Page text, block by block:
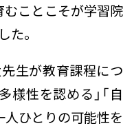
むことこそが学習院
た。
生が教育課程につ
様性を認める」「自
人ひとりの可能性を